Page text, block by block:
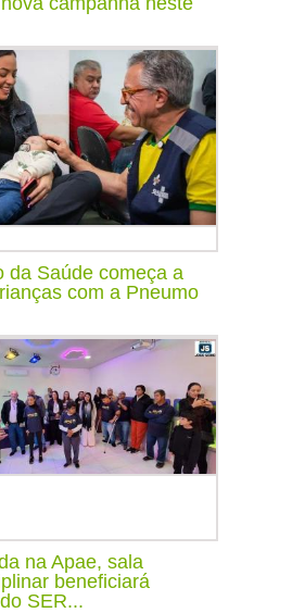
da Saúde começa a
com a Pneumo
na Apae, sala
beneficiará
SER...